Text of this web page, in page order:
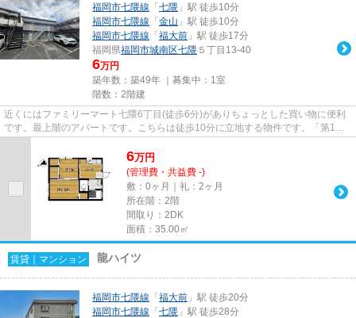
福岡市七隈線 「 七隈 」駅 徒歩10分
福岡市七隈線 「 金山 」駅 徒歩10分
福岡市七隈線 「 福大前 」駅 徒歩17分
福岡県福岡市城南区七隈 ５丁目13-40
6万円
築年数：築49年 ｜募集中： 1室
階数：2階建
近くにはファミリーマート七隈6丁目(徒歩6分)がありちょっとした買い物に便利
です。最上階のアパートです。こちらは徒歩10分に立地する物件です。「第1コ
6万円
(管理費・共益費 -)
敷：0ヶ月｜礼：2ヶ月
所在階：2階
間取り：2DK
面積：35.00㎡
賃貸｜マンション 龍ハイツ
福岡市七隈線 「 福大前 」駅 徒歩20分
福岡市七隈線 「 七隈 」駅 徒歩28分